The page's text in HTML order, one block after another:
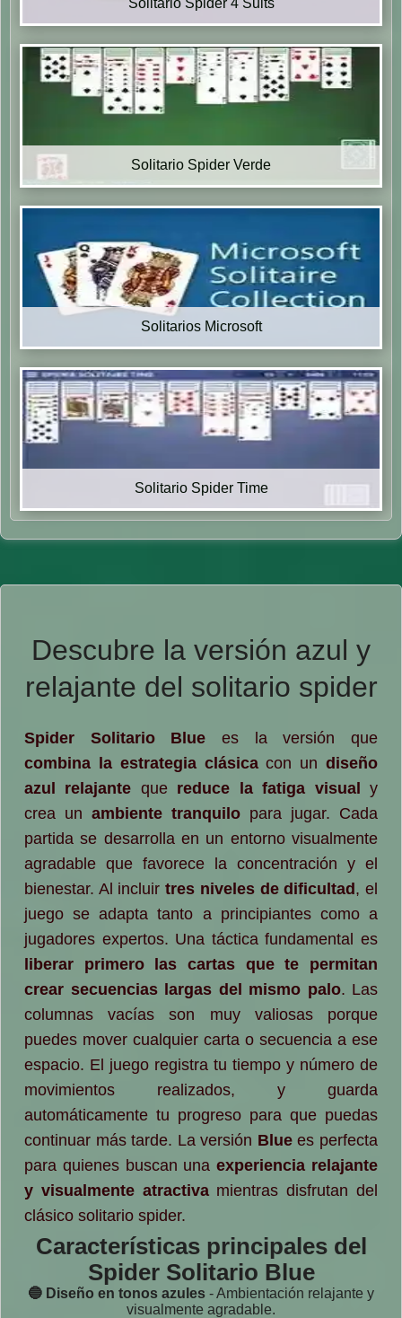
Solitario Spider Verde
Solitarios Microsoft
Solitario Spider Time
Descubre la versión azul y
relajante del solitario spider
Spider Solitario Blue es la versión que
combina la estrategia clásicacon un diseño
azul relajante que reduce la fatiga visual y
crea un ambiente tranquilo para jugar. Cada
partida se desarrolla en un entorno visualmente
agradable que favorece la concentración y el
bienestar. Al incluirtres niveles de dificultad, el
juego se adapta tanto a principiantes como a
jugadores expertos. Una táctica fundamental es
liberar primero las cartas que te permitan
crear secuencias largas del mismo palo. Las
columnas vacías son muy valiosas porque
puedes mover cualquier carta o secuencia a ese
espacio. El juego registra tu tiempo y número de
movimientos realizados, y guarda
automáticamente tu progreso para que puedas
continuar más tarde. La versión Bluees perfecta
para quienes buscan unaexperiencia relajante
y visualmente atractivamientras disfrutan del
clásico solitario spider.
Características principales del
Spider Solitario Blue
🔵 Diseño en tonos azules - Ambientación relajante y
visualmente agradable.